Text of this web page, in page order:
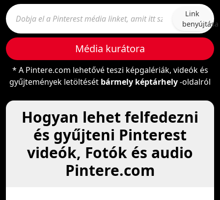
Link
benyújtása
Média kurátora
* A Pintere.com lehetővé teszi képgalériák, videók és
gyűjtemények letöltését bármely képtárhely-oldalról
Hogyan lehet felfedezni
és gyűjteni Pinterest
videók, Fotók és audio
Pintere.com